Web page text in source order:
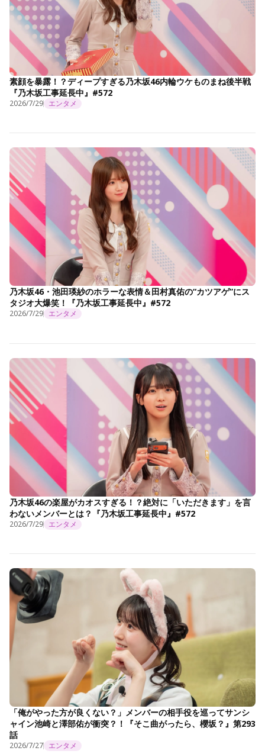
素顔を暴露！？ディープすぎる乃木坂46内輪ウケものまね後半戦
『乃木坂工事延長中』#572
2026/7/29 エンタメ
乃木坂46・池田瑛紗のホラーな表情＆田村真佑の“カツアゲ”にス
タジオ大爆笑！『乃木坂工事延長中』#572
2026/7/29 エンタメ
乃木坂46の楽屋がカオスすぎる！？絶対に「いただきます」を言
わないメンバーとは？『乃木坂工事延長中』#572
2026/7/29 エンタメ
「俺がやった方が良くない？」メンバーの相手役を巡ってサンシ
ャイン池崎と澤部佑が衝突？！『そこ曲がったら、櫻坂？』第293
話
2026/7/27 エンタメ